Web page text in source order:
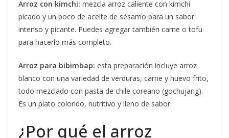
Arroz con kimchi: mezcla arroz caliente con kimchi
picado y un poco de aceite de sésamo para un sabor
intenso y picante. Puedes agregar también carne o tofu
para hacerlo más completo.
Arroz para bibimbap: esta preparación incluye arroz
blanco con una variedad de verduras, carne y huevo frito,
todo mezclado con pasta de chile coreano (gochujang).
Es un plato colorido, nutritivo y lleno de sabor.
¿Por qué el arroz